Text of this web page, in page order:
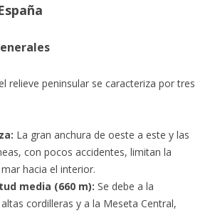
relieve peninsular se caracteriza por tres
La gran anchura de oeste a este y las
con pocos accidentes, limitan la
hacia el interior.
media (660 m): Se debe a la
cordilleras y a la Meseta Central,